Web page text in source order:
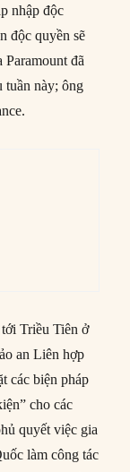
nhập độc
độc quyền sẽ
đã
tuần này; ông
Triều Tiên ở
an Liên hợp
các biện pháp
cho các
quyết việc gia
làm công tác